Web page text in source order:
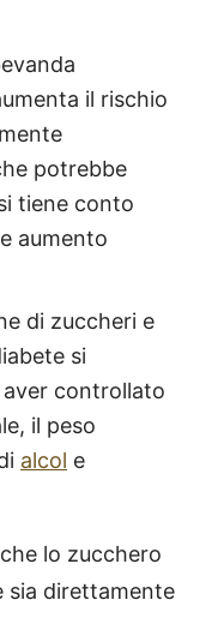
il rischio
potrebbe
tiene conto
aumento
di zuccheri e
si
controllato
il peso
alcol e
lo zucchero
sia direttamente